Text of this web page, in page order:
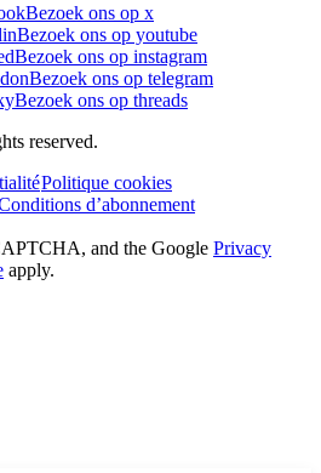
Bezoek ons op x
Bezoek ons op youtube
Bezoek ons op instagram
Bezoek ons op telegram
Bezoek ons op threads
reserved.
Politique cookies
d’abonnement
and the Google Privacy
apply.